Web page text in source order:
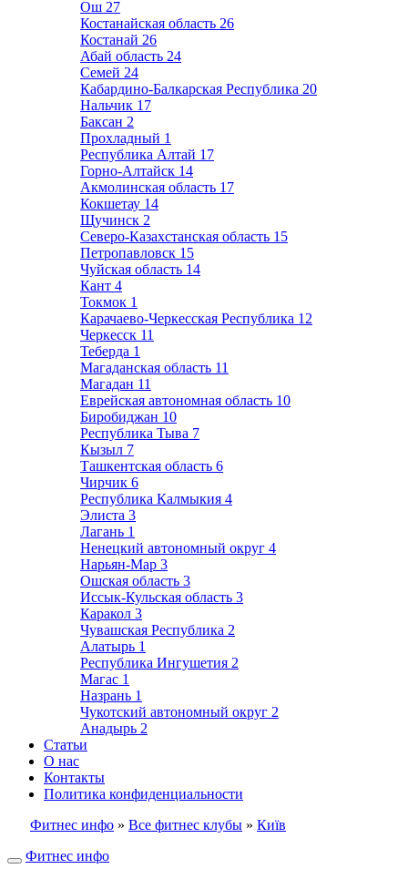
Ош 27
Костанайская область 26
Костанай 26
Абай область 24
Семей 24
Кабардино-Балкарская Республика 20
Нальчик 17
Баксан 2
Прохладный 1
Республика Алтай 17
Горно-Алтайск 14
Акмолинская область 17
Кокшетау 14
Щучинск 2
Северо-Казахстанская область 15
Петропавловск 15
Чуйская область 14
Кант 4
Токмок 1
Карачаево-Черкесская Республика 12
Черкесск 11
Теберда 1
Магаданская область 11
Магадан 11
Еврейская автономная область 10
Биробиджан 10
Республика Тыва 7
Кызыл 7
Ташкентская область 6
Чирчик 6
Республика Калмыкия 4
Элиста 3
Лагань 1
Ненецкий автономный округ 4
Нарьян-Мар 3
Ошская область 3
Иссык-Кульская область 3
Каракол 3
Чувашская Республика 2
Алатырь 1
Республика Ингушетия 2
Магас 1
Назрань 1
Чукотский автономный округ 2
Анадырь 2
Статьи
О нас
Контакты
Политика конфиденциальности
Фитнес инфо » Все фитнес клубы » Київ
Фитнес инфо